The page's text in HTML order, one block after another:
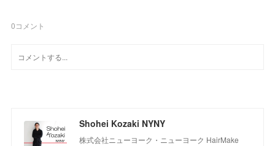
0コメント
Shohei Kozaki NYNY
株式会社ニューヨーク・ニューヨーク HairMake